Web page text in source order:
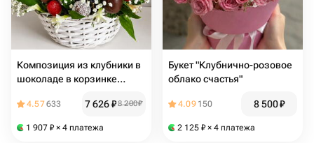
Композиция из клубники в
шоколаде в корзинке
4.57633 7 626₽8 200₽
1 907 ₽ × 4 платежа
Букет "Клубнично-розовое
облако счастья"
4.09 150 8 500₽
2 125 ₽ × 4 платежа